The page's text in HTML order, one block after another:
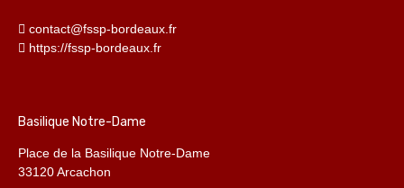
contact@fssp-bordeaux.fr
https://fssp-bordeaux.fr
Basilique Notre-Dame
Place de la Basilique Notre-Dame
33120 Arcachon